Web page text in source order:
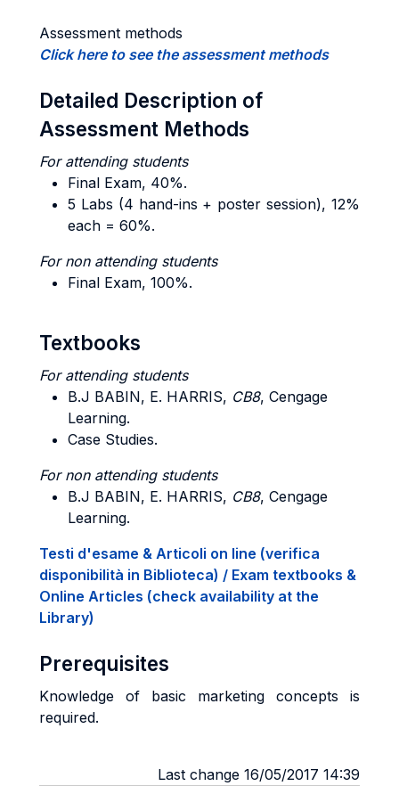
Assessment methods
Click here to see the assessment methods
Detailed Description of
Assessment Methods
For attending students
Final Exam, 40%.
5 Labs (4 hand-ins + poster session), 12%
each = 60%.
For non attending students
Final Exam, 100%.
Textbooks
For attending students
B.J BABIN, E. HARRIS, CB8, Cengage
Learning.
Case Studies.
For non attending students
B.J BABIN, E. HARRIS, CB8, Cengage
Learning.
Testi d'esame & Articoli on line (verifica
disponibilità in Biblioteca) / Exam textbooks &
Online Articles (check availability at the
Library)
Prerequisites
Knowledge of basic marketing concepts is
required.
Last change 16/05/2017 14:39